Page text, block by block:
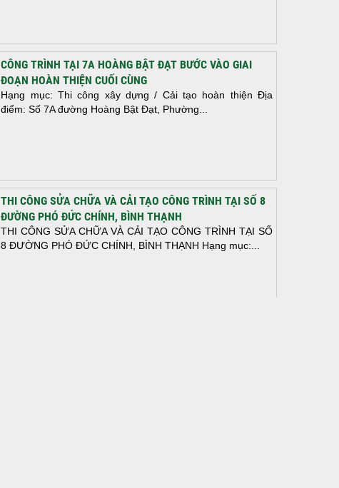
CÔNG TRÌNH TẠI 7A HOÀNG BẬT ĐẠT BƯỚC VÀO GIAI
ĐOẠN HOÀN THIỆN CUỐI CÙNG
Hạng mục: Thi công xây dựng / Cải tạo hoàn thiện Địa
điểm: Số 7A đường Hoàng Bật Đạt, Phường...
THI CÔNG SỬA CHỮA VÀ CẢI TẠO CÔNG TRÌNH TẠI SỐ 8
ĐƯỜNG PHÓ ĐỨC CHÍNH, BÌNH THẠNH
THI CÔNG SỬA CHỮA VÀ CẢI TẠO CÔNG TRÌNH TẠI SỐ
8 ĐƯỜNG PHÓ ĐỨC CHÍNH, BÌNH THẠNH Hạng mục:...